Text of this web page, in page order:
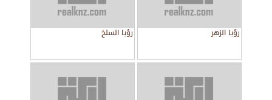
رؤيا الزهر رؤيا السلخ